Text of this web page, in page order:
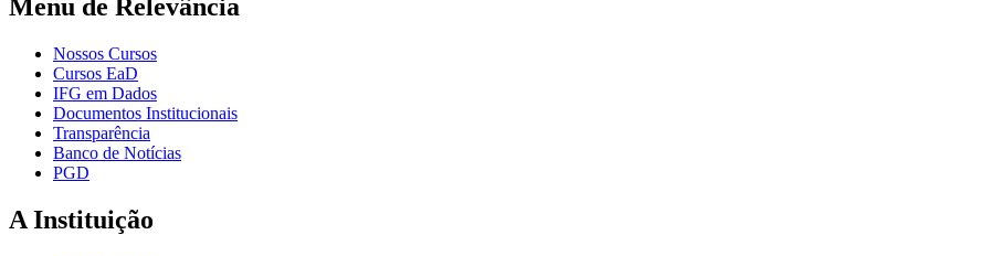
Menu de Relevância
Nossos Cursos
Cursos EaD
IFG em Dados
Documentos Institucionais
Transparência
Banco de Notícias
PGD
A Instituição